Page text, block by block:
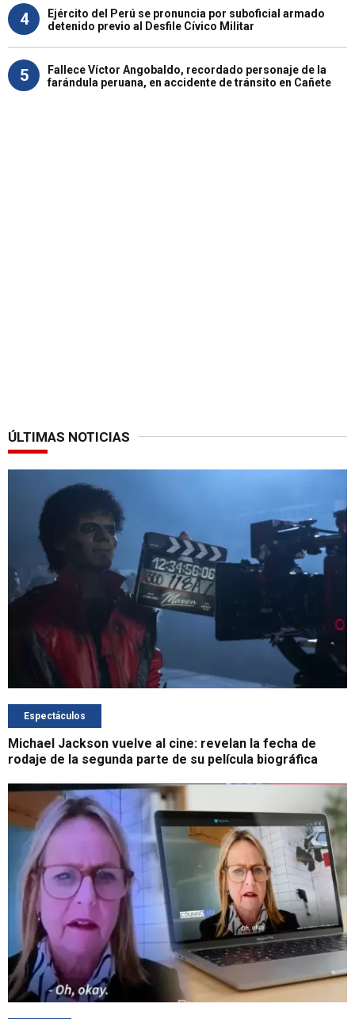
4
Ejército del Perú se pronuncia por suboficial armado
detenido previo al Desfile Cívico Militar
5
Fallece Víctor Angobaldo, recordado personaje de la
farándula peruana, en accidente de tránsito en Cañete
ÚLTIMAS NOTICIAS
Espectáculos
Michael Jackson vuelve al cine: revelan la fecha de
rodaje de la segunda parte de su película biográfica